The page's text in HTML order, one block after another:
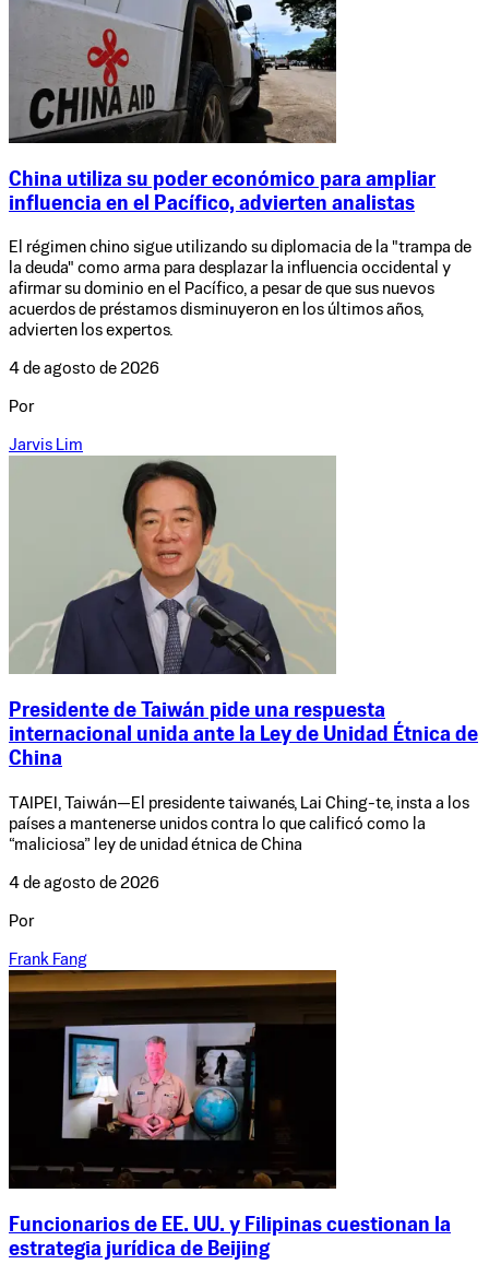
China utiliza su poder económico para ampliar
influencia en el Pacífico, advierten analistas
El régimen chino sigue utilizando su diplomacia de la "trampa de
la deuda" como arma para desplazar la influencia occidental y
afirmar su dominio en el Pacífico, a pesar de que sus nuevos
acuerdos de préstamos disminuyeron en los últimos años,
advierten los expertos.
4 de agosto de 2026
Por
Jarvis Lim
Presidente de Taiwán pide una respuesta
internacional unida ante la Ley de Unidad Étnica de
China
TAIPEI, Taiwán—El presidente taiwanés, Lai Ching-te, insta a los
países a mantenerse unidos contra lo que calificó como la
“maliciosa” ley de unidad étnica de China
4 de agosto de 2026
Por
Frank Fang
Funcionarios de EE. UU. y Filipinas cuestionan la
estrategia jurídica de Beijing